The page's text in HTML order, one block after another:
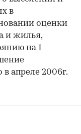
в
оценки
и жилья,
на 1
апреле 2006г.